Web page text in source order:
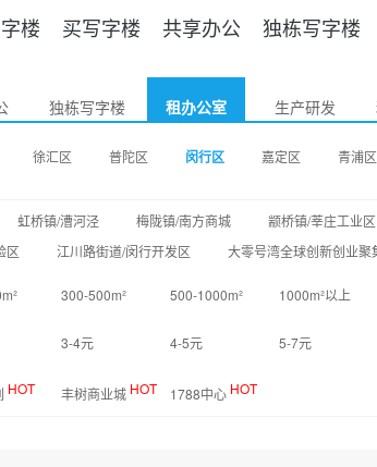
楼 买写字楼 共享办公 独栋写字楼
独栋写字楼 租办公室 生产研发
徐汇区 普陀区 闵行区 嘉定区 青浦区
虹桥镇/漕河泾 梅陇镇/南方商城 颛桥镇/莘庄工业区
区 江川路街道/闵行开发区 大零号湾全球创新创业聚
300-500m² 500-1000m² 1000m²以上
3-4元 4-5元 5-7元
HOT 丰树商业城 HOT 1788中心 HOT